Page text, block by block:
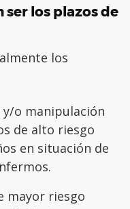
ser los plazos de
los
y/o manipulación
de alto riesgo
en situación de
mayor riesgo